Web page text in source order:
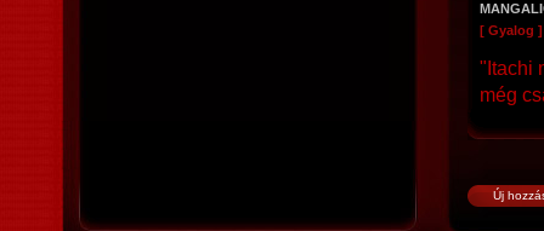
[ Gyalog ]
"Itachi
még